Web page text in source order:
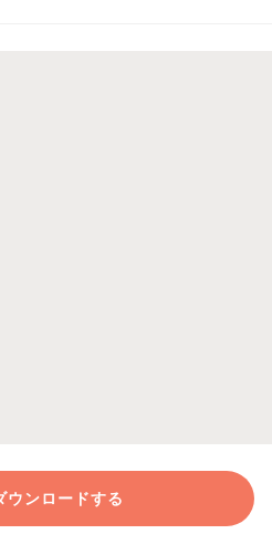
ウンロードする